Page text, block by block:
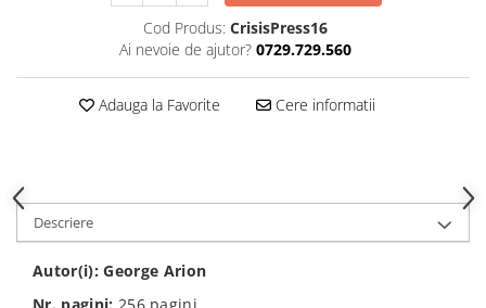
Cod Produs: CrisisPress16
Ai nevoie de ajutor? 0729.729.560
Adauga la Favorite Cere informatii
Descriere
Autor(i):George Arion